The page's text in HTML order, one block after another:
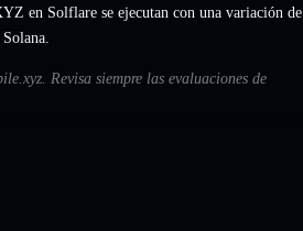
en Solflare se ejecutan con una variación de
Revisa siempre las evaluaciones de